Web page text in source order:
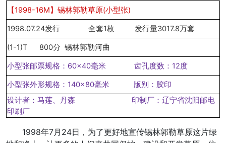
【1998-16M】锡林郭勒草原(小型张)
1998.07.24发行 全套1枚 发行量3017.8万套
(1-1)T 800分 锡林郭勒河曲
小型张邮票规格：60×40毫米 齿孔度数：12度
小型张外形规格：140×80毫米
版别：胶印
设计者：马莲、丹森
印制厂：辽宁省沈阳邮电
印刷厂
1998年7月24日，为了更好地宣传锡林郭勒草原这片绿